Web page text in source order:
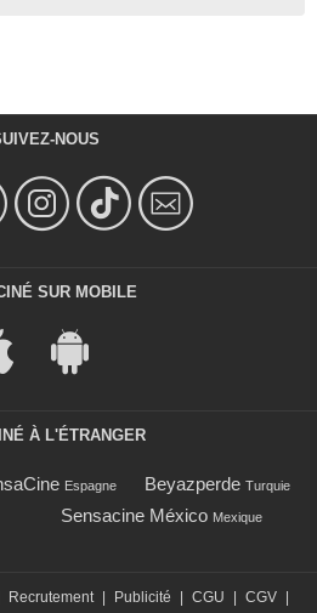
NOUS
SUR MOBILE
À L'ÉTRANGER
Espagne Beyazperde Turquie
Sensacine México Mexique
Recrutement | Publicité | CGU | CGV |